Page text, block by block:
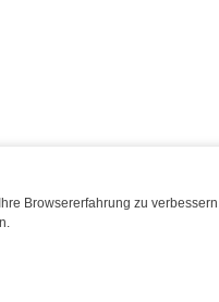
Browsererfahrung zu